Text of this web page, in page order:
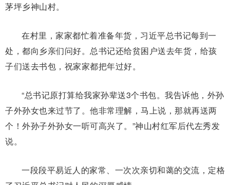
茅坪乡神山村。
在村里，家家都忙着准备年货，习近平总书记每到一
处，都向乡亲们问好。总书记还给贫困户送去年货，给孩
子们送去书包，祝家家都把年过好。
“总书记原打算给我家孙辈送3个书包。我告诉他，外孙
子外孙女也来过节了。他非常理解，马上说，那就再送两
个！外孙子外孙女一听可高兴了。”神山村红军后代左秀发
说。
一段段平易近人的家常、一次次亲切和蔼的交流，定格